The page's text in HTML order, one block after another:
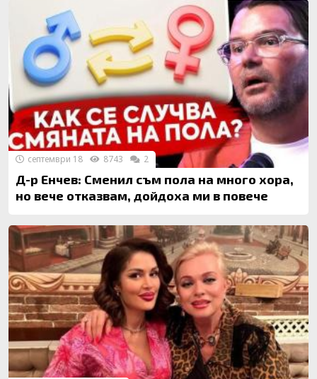
Д-р Енчев: Сменил съм пола на много хора,
но вече отказвам, дойдоха ми в повече
септември 18 8743 2